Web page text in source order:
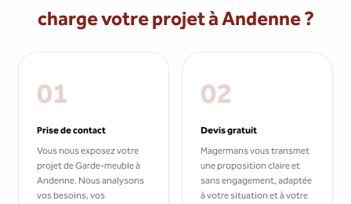
charge votre projet à Andenne ?
01
Prise de contact
Vous nous exposez votre
projet de Garde-meuble à
Andenne. Nous analysons
vos besoins, vos
02
Devis gratuit
Magermans vous transmet
une proposition claire et
sans engagement, adaptée
à votre situation et à votre